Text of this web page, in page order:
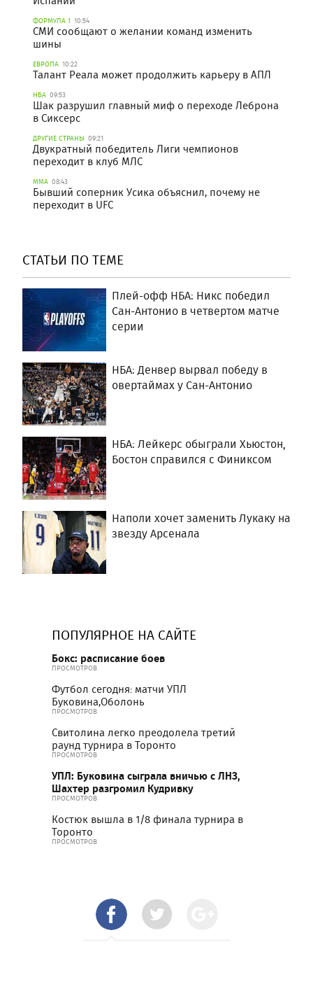
ФОРМУЛА 1 10:54
СМИ сообщают о желании команд изменить
шины
ЕВРОПА 10:22
Талант Реала может продолжить карьеру в АПЛ
НБА 09:53
Шак разрушил главный миф о переходе Леброна
в Сиксерс
ДРУГИЕ СТРАНЫ 09:21
Двукратный победитель Лиги чемпионов
переходит в клуб МЛС
ММА 08:43
Бывший соперник Усика объяснил, почему не
переходит в UFC
СТАТЬИ ПО ТЕМЕ
Плей-офф НБА: Никс победил
Сан-Антонио в четвертом матче
серии
НБА: Денвер вырвал победу в
овертаймах у Сан-Антонио
НБА: Лейкерс обыграли Хьюстон,
Бостон справился с Финиксом
Наполи хочет заменить Лукаку на
звезду Арсенала
ПОПУЛЯРНОЕ НА САЙТЕ
Бокс: расписание боев
ПРОСМОТРОВ
Футбол сегодня: матчи УПЛ
Буковина,Оболонь
ПРОСМОТРОВ
Свитолина легко преодолела третий
раунд турнира в Торонто
ПРОСМОТРОВ
УПЛ: Буковина сыграла вничью с ЛНЗ,
Шахтер разгромил Кудривку
ПРОСМОТРОВ
Костюк вышла в 1/8 финала турнира в
Торонто
ПРОСМОТРОВ